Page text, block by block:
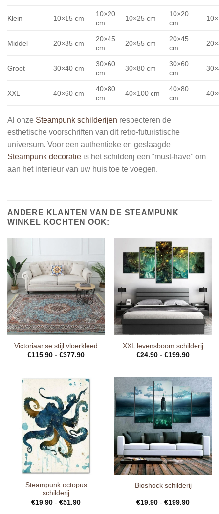
Klein 10×15 cm
10×20
cm
10×25 cm
10×20
cm
Middel 20×35 cm
20×45
cm
20×55 cm
20×45
cm
Groot 30×40 cm
30×60
cm
30×80 cm
30×60
cm
XXL 40×60 cm
40×80
cm
40×100 cm
40×80
cm
Al onze Steampunk schilderijen respecteren de
esthetische voorschriften van dit retro-futuristische
universum. Voor een authentieke en geslaagde
Steampunk decoratie is het schilderij een “must-have” om
aan het interieur van uw huis toe te voegen.
ANDERE KLANTEN VAN DE STEAMPUNK
WINKEL KOCHTEN OOK:
Victoriaanse stijl vloerkleed
€115.90 - €377.90
XXL levensboom schilderij
€24.90 - €199.90
Steampunk octopus
schilderij
€19.90 - €51.90
Bioshock schilderij
€19.90 - €199.90